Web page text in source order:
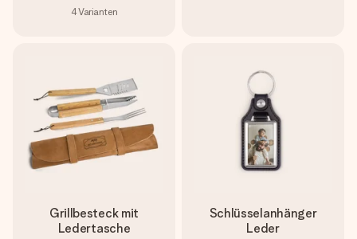
4Varianten
Grillbesteck mit
Ledertasche
Schlüsselanhänger
Leder